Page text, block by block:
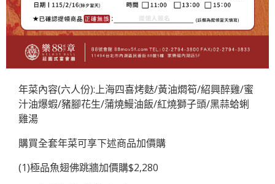
年菜內容(六人份):上海四喜烤麩/黃油燜筍/紹興醉雞/蜜
汁油爆蝦/豬腳花生/蒲燒鰻油飯/紅燒獅子頭/黑蒜蛤蜊
雞湯
購買全套年菜可享下述商品加價購
(1)極品魚翅佛跳牆加價購$2,280